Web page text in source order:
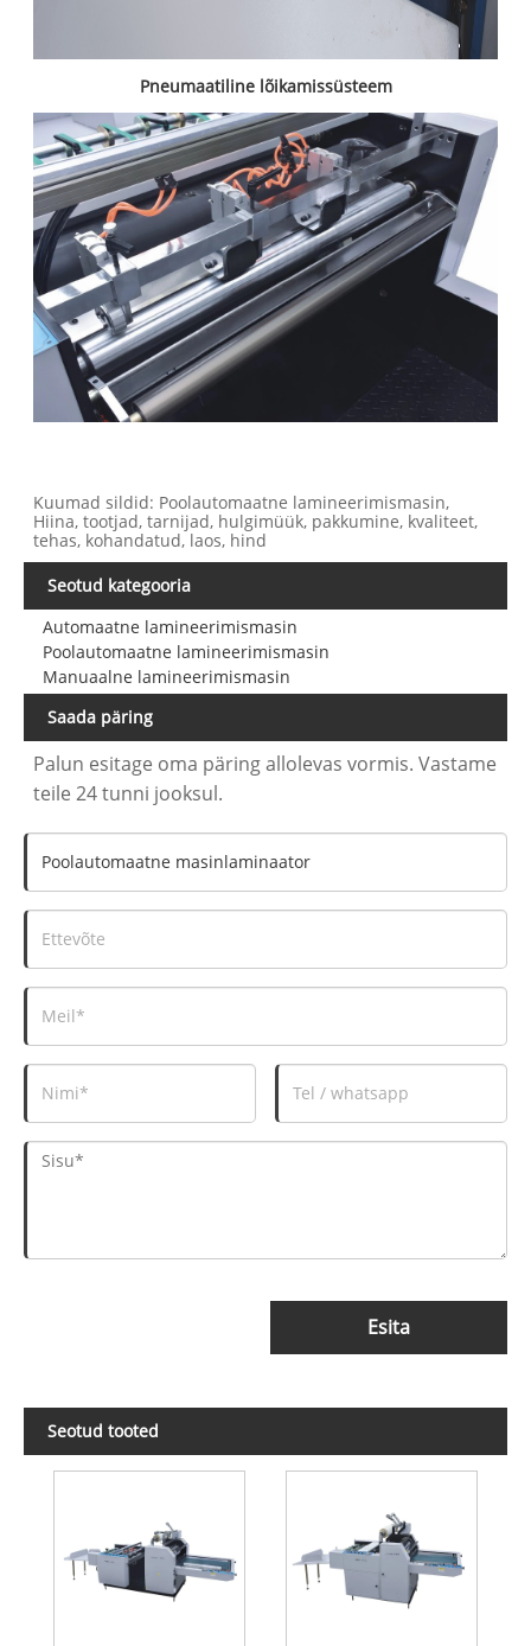
Pneumaatiline lõikamissüsteem
Kuumad sildid: Poolautomaatne lamineerimismasin,
Hiina, tootjad, tarnijad, hulgimüük, pakkumine, kvaliteet,
tehas, kohandatud, laos, hind
Seotud kategooria
Automaatne lamineerimismasin
Poolautomaatne lamineerimismasin
Manuaalne lamineerimismasin
Saada päring
Palun esitage oma päring allolevas vormis. Vastame
teile 24 tunni jooksul.
Esita
Seotud tooted